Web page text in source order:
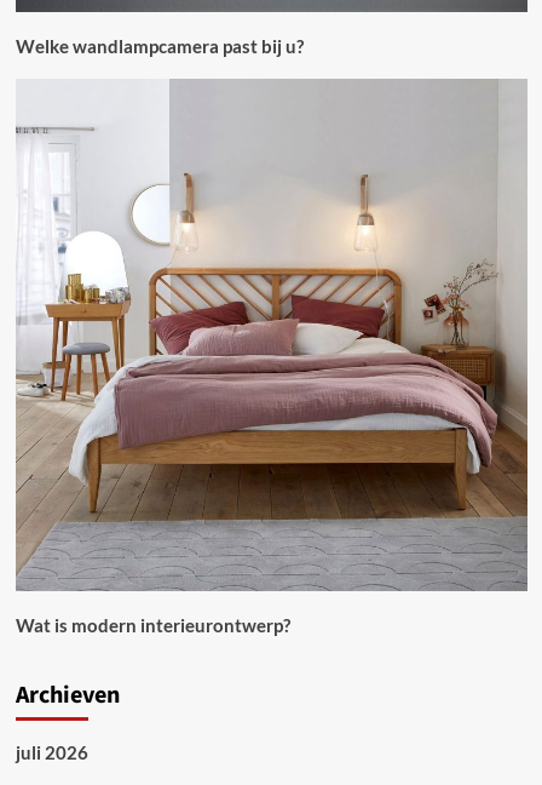
Welke wandlampcamera past bij u?
Wat is modern interieurontwerp?
Archieven
juli 2026